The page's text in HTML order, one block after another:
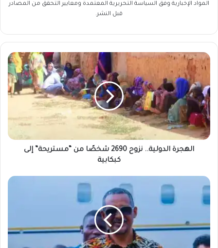
المواد الإخبارية وفق السياسة التحريرية المعتمدة ومعايير التحقق من المصادر
قبل النشر.
الهجرة
الدولية..
نزوح
2690
شخصًا
من
“مستريحة”
إلى
كبكابية
الهجرة الدولية.. نزوح 2690 شخصًا من “مستريحة” إلى
كبكابية
أين
يقيم
حميدتي؟
سوداني
يكشف
التفاصيل